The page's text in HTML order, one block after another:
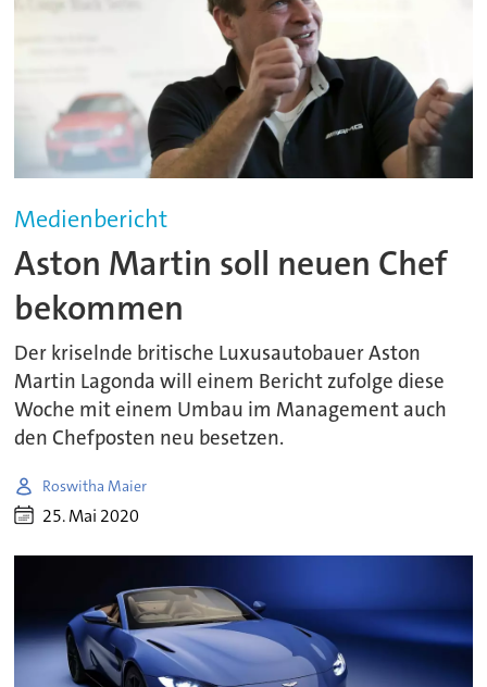
Medienbericht
Aston Martin soll neuen Chef
bekommen
Der kriselnde britische Luxusautobauer Aston
Martin Lagonda will einem Bericht zufolge diese
Woche mit einem Umbau im Management auch
den Chefposten neu besetzen.
Roswitha Maier
25. Mai 2020